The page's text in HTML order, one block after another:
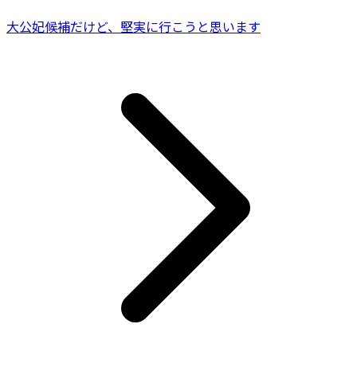
大公妃候補だけど、堅実に行こうと思います